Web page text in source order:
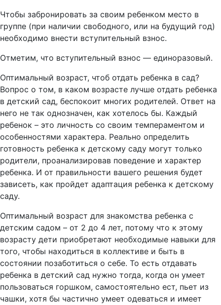
Чтобы забронировать за своим ребенком место в
группе (при наличии свободного, или на будущий год)
необходимо внести вступительный взнос.
Отметим, что вступительный взнос — единоразовый.
Оптимальный возраст, чтоб отдать ребенка в сад?
Вопрос о том, в каком возрасте лучше отдать ребенка
в детский сад, беспокоит многих родителей. Ответ на
него не так однозначен, как хотелось бы. Каждый
ребенок – это личность со своим темпераментом и
особенностями характера. Реально определить
готовность ребенка к детскому саду могут только
родители, проанализировав поведение и характер
ребенка. И от правильности вашего решения будет
зависеть, как пройдет адаптация ребенка к детскому
саду.
Оптимальный возраст для знакомства ребенка с
детским садом – от 2 до 4 лет, потому что к этому
возрасту дети приобретают необходимые навыки для
того, чтобы находиться в коллективе и быть в
состоянии позаботиться о себе. То есть отдавать
ребенка в детский сад нужно тогда, когда он умеет
пользоваться горшком, самостоятельно ест, пьет из
чашки, хотя бы частично умеет одеваться и имеет